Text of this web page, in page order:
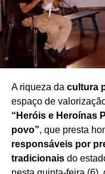
apresentadora.
A riqueza da cultura
espaço de
“Heróis e Heroínas
povo”, que presta
responsáveis por
tradicionaisdo